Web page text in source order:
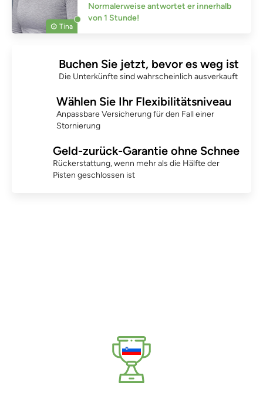
Tina
Normalerweise antwortet er innerhalb
von 1 Stunde!
Buchen Sie jetzt, bevor es weg ist
Die Unterkünfte sind wahrscheinlich ausverkauft
Wählen Sie Ihr Flexibilitätsniveau
Anpassbare Versicherung für den Fall einer
Stornierung
Geld-zurück-Garantie ohne Schnee
Rückerstattung, wenn mehr als die Hälfte der
Pisten geschlossen ist